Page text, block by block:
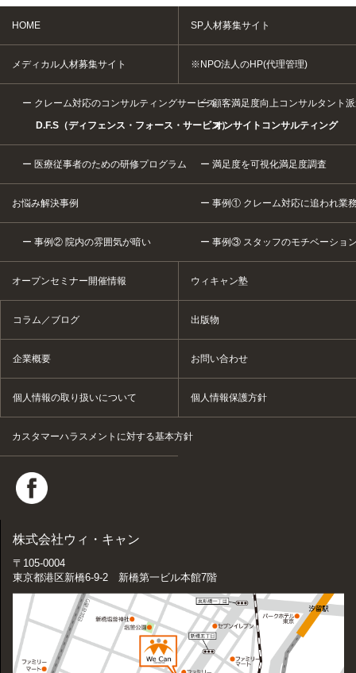
HOME SP人材募集サイト
メディカル人材募集サイト ※NPO法人のHP(代理管理)
クレーム対応のコンサルティングサービス
D.F.S（ディフェンス・フォース・サービス）
顧客満足度向上コンサルタント
オンサイトコンサルティング
医療従事者のための研修プログラム 満足度を可視化満足度調査
お悩み解決事例 事例① クレーム対応に追われ業
事例② 院内の雰囲気が暗い 事例③ スタッフのモチベーショ
オープンセミナー開催情報 ウィキャン塾
コラム／ブログ 出版物
企業概要 お問い合わせ
個人情報の取り扱いについて 個人情報保護方針
カスタマーハラスメントに対する基本方針
株式会社ウィ・キャン
〒105-0004
東京都港区新橋6-9-2 新橋第一ビル本館7階